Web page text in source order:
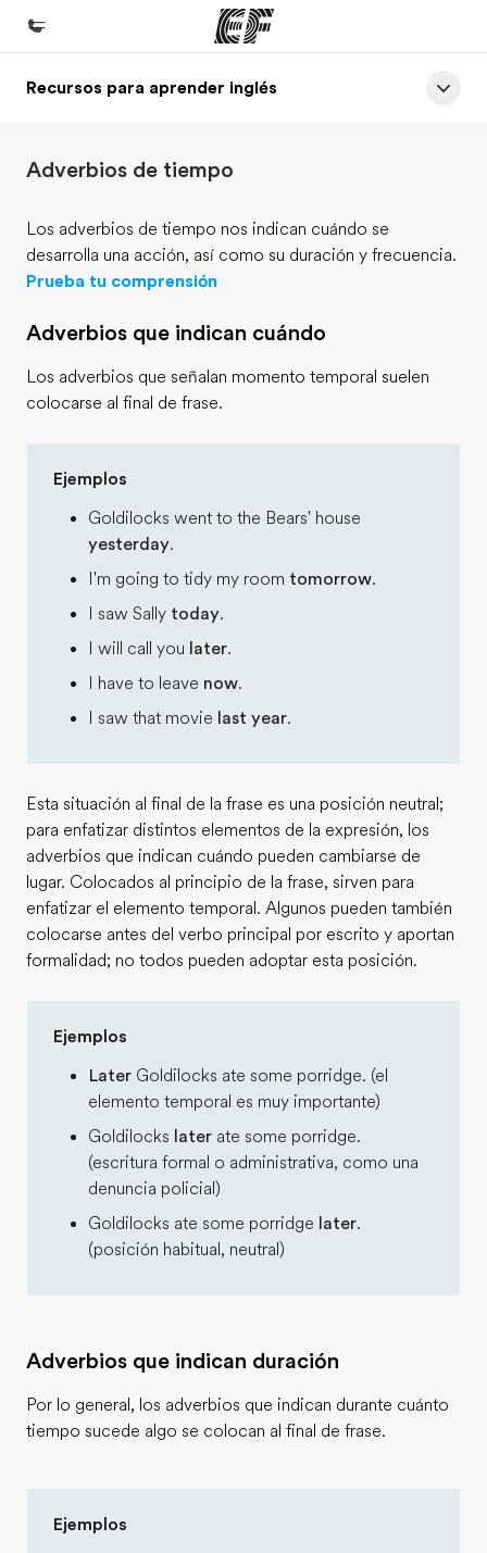
Inicio
Programas
Oficinas
Sobre nosotros
Quiénes somos
Recursos para aprender inglés
Adverbios de tiempo
Los adverbios de tiempo nos indican cuándo se
desarrolla una acción, así como su duración y frecuencia.
Prueba tu comprensión
Adverbios que indican cuándo
Los adverbios que señalan momento temporal suelen
colocarse al final de frase.
Ejemplos
Goldilocks went to the Bears' house
yesterday.
I'm going to tidy my room tomorrow.
I saw Sally today.
I will call you later.
I have to leave now.
I saw that movie last year.
Esta situación al final de la frase es una posición neutral;
para enfatizar distintos elementos de la expresión, los
adverbios que indican cuándo pueden cambiarse de
lugar. Colocados al principio de la frase, sirven para
enfatizar el elemento temporal. Algunos pueden también
colocarse antes del verbo principal por escrito y aportan
formalidad; no todos pueden adoptar esta posición.
Ejemplos
Later Goldilocks ate some porridge. (el
elemento temporal es muy importante)
Goldilocks later ate some porridge.
(escritura formal o administrativa, como una
denuncia policial)
Goldilocks ate some porridge later.
(posición habitual, neutral)
Adverbios que indican duración
Por lo general, los adverbios que indican durante cuánto
tiempo sucede algo se colocan al final de frase.
Ejemplos